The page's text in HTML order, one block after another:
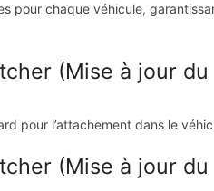
pour chaque véhicule,
(Mise à jour du
pour l’attachement dans le
(Mise à jour du